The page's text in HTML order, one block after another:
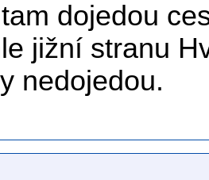
dojedou
jižní stranu
nedojedou.